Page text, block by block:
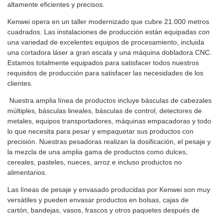
altamente eficientes y precisos.
Kenwei opera en un taller modernizado que cubre 21.000 metros
cuadrados. Las instalaciones de producción están equipadas con
una variedad de excelentes equipos de procesamiento, incluida
una cortadora láser a gran escala y una máquina dobladora CNC.
Estamos totalmente equipados para satisfacer todos nuestros
requisitos de producción para satisfacer las necesidades de los
clientes.
Nuestra amplia línea de productos incluye básculas de cabezales
múltiples, básculas lineales, básculas de control, detectores de
metales, equipos transportadores, máquinas empacadoras y todo
lo que necesita para pesar y empaquetar sus productos con
precisión. Nuestras pesadoras realizan la dosificación, el pesaje y
la mezcla de una amplia gama de productos como dulces,
cereales, pasteles, nueces, arroz e incluso productos no
alimentarios.
Las líneas de pesaje y envasado producidas por Kenwei son muy
versátiles y pueden envasar productos en bolsas, cajas de
cartón, bandejas, vasos, frascos y otros paquetes después de